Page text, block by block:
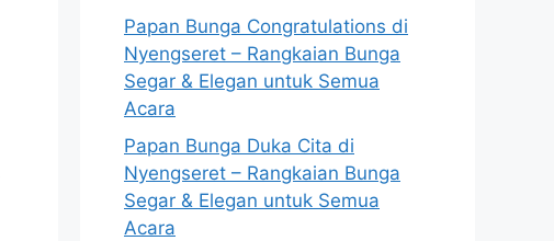
Papan Bunga Congratulations di
Nyengseret – Rangkaian Bunga
Segar & Elegan untuk Semua
Acara
Papan Bunga Duka Cita di
Nyengseret – Rangkaian Bunga
Segar & Elegan untuk Semua
Acara